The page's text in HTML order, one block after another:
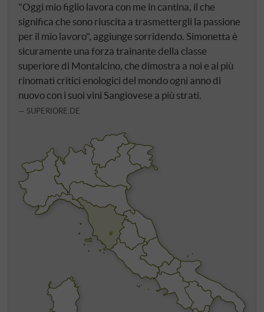
"Oggi mio figlio lavora con me in cantina, il che
significa che sono riuscita a trasmettergli la passione
per il mio lavoro", aggiunge sorridendo. Simonetta è
sicuramente una forza trainante della classe
superiore di Montalcino, che dimostra a noi e ai più
rinomati critici enologici del mondo ogni anno di
nuovo con i suoi vini Sangiovese a più strati.
SUPERIORE.DE